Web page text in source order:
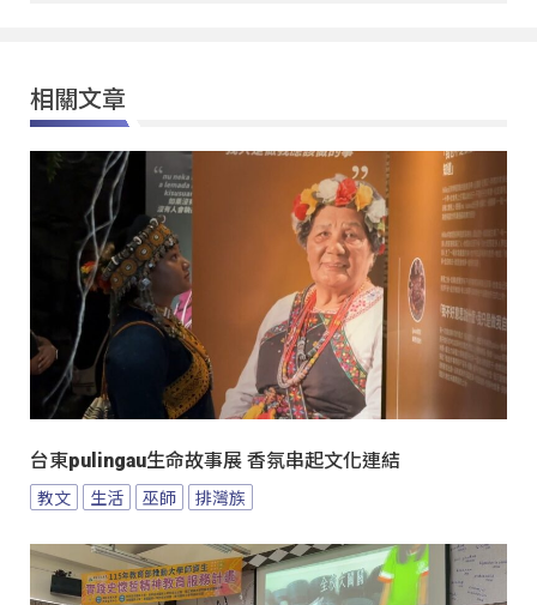
相關文章
台東pulingau生命故事展 香氛串起文化連結
教文 生活 巫師 排灣族